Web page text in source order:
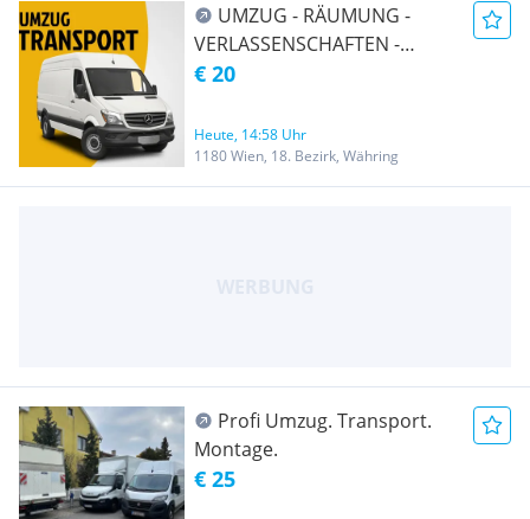
UMZUG - RÄUMUNG -
VERLASSENSCHAFTEN -
TRANSPORT -
ÜBERSIEDLUNG WIEN &
UMGEBUNG AUCH Ö-weit
und EU-weit
€ 20
Heute, 14:58 Uhr
1180 Wien, 18. Bezirk, Währing
Profi Umzug. Transport.
Montage.
€ 25